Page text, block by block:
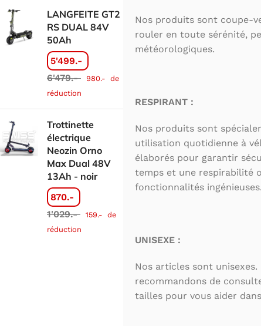
LANGFEITE GT2
RS DUAL 84V
50Ah
5'499.-
6'479.-
980.- de
réduction
Trottinette
électrique
Neozin Orno
Max Dual 48V
13Ah - noir
870.-
1'029.- 159.- de
réduction
Nos produits sont coupe-
rouler en toute sérénité,
météorologiques.
RESPIRANT :
Nos produits sont
utilisation quotidienne à
élaborés pour garantir
temps et une respirabilité
fonctionnalités ingénieuses.
UNISEXE :
Nos articles sont
recommandons de
tailles pour vous aider